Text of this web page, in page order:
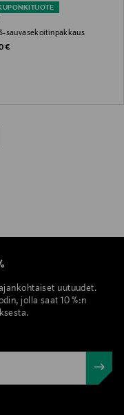
sauvasekoitinpakkaus
Price
€
uutuudet.
jolla saat 10 %:n